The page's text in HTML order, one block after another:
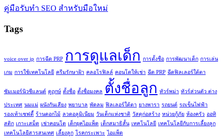
คู่มือรับทำ SEO สำหรับมือใหม่
Tags
voice over ip การฉีด PRP การดูแลเด็ก การตั้งชื่อ การพัฒนาเด็ก การเล่น
เกม การใช้เทคโนโลยี ครีมรักษาฝ้า คลอโรฟิลล์ คอนโดให้เช่า ฉีด PRP ฉีดฟิลเลอร์ใต้ตา
ซัมเมอร์นิวซีแลนด์ ดูฤกษ์ ตั้งชื่อ ตั้งชื่อมงคล ตั้งชื่อลูก ทัวร์พม่า ทัวร์ส่วนตัว ต่าง
ประเทศ นมแม่ ผนังกันเสียง พยาบาล พัดลม ฟิลเลอร์ใต้ตา ยางพารา รถยนต์ รถเข็นไฟฟ้า
รองเท้าเซฟตี้ ร้านดอกไม้ ลวดอลูมิเนียม วันเด็กแห่งชาติ วัสดุก่อสร้าง หน่วยกู้ภัย ห้องครัว ออทิ
สติก เกาะเสม็ด เช่าคอนโด เด็กยุคไอแพ็ด เด็กสมาธิสั้น เทคโนโลยี เทคโนโลยีกับการเลี้ยงลูก
เทคโนโลยีสารสนเทศ เลี้ยงลูก โรคกระเพาะ ไอแพ็ด